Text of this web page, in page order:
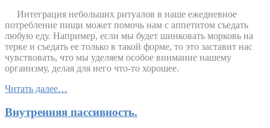
Интеграция небольших ритуалов в наше ежедневное
потребление пищи может помочь нам с аппетитом съедать
любую еду. Например, если мы будет шинковать морковь на
терке и съедать ее только в такой форме, то это заставит нас
чувствовать, что мы уделяем особое внимание нашему
организму, делая для него что-то хорошее.
Читать далее…
Внутренняя пассивность.